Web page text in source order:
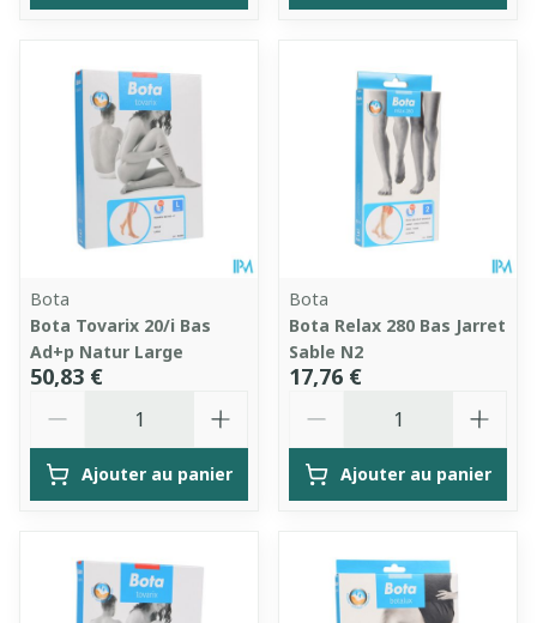
Bota
Bota Tovarix 20/i Bas
Ad+p Natur Large
50,83 €
Ajouter au panier
Bota
Bota Relax 280 Bas Jarret
Sable N2
17,76 €
Ajouter au panier